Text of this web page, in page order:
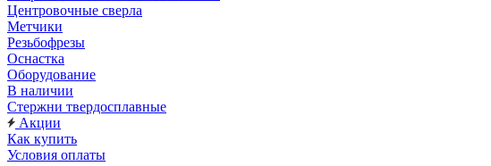
Центровочные сверла
Метчики
Резьбофрезы
Оснастка
Оборудование
В наличии
Стержни твердосплавные
Акции
Как купить
Условия оплаты